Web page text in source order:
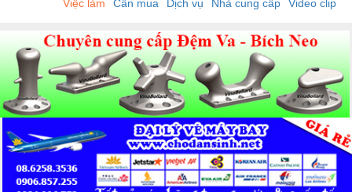
Việc làm Cần mua Dịch vụ Nhà cung cấp Video clip